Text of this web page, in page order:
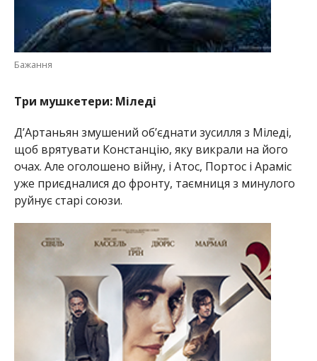
Бажання
Три мушкетери: Міледі
Д’Артаньян змушений об’єднати зусилля з Міледі,
щоб врятувати Констанцію, яку викрали на його
очах. Але оголошено війну, і Атос, Портос і Араміс
уже приєдналися до фронту, таємниця з минулого
руйнує старі союзи.